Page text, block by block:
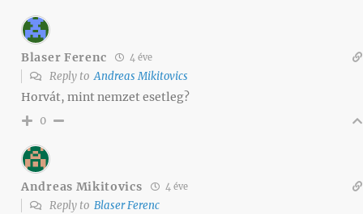
Blaser Ferenc 4 éve
Reply toAndreas Mikitovics
Horvát, mint nemzet esetleg?
0
Andreas Mikitovics 4 éve
Reply to Blaser Ferenc